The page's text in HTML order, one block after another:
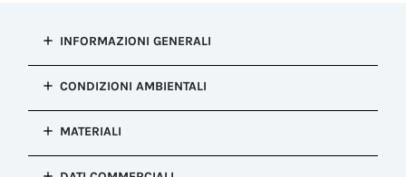
INFORMAZIONI GENERALI
installazione
Chiave di montaggio e serraggio
Configurazione
CONDIZIONI AMBIENTALI
corrosione
Salt mist test : EN60068-2-11:2000
MATERIALI